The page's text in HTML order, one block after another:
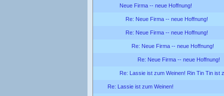
Neue Firma -- neue Hoffnung!
Re: Neue Firma -- neue Hoffnung!
Re: Neue Firma -- neue Hoffnung!
Re: Neue Firma -- neue Hoffnung!
Re: Neue Firma -- neue Hoffnung!
Re: Lassie ist zum Weinen! Rin Tin Tin ist
Re: Lassie ist zum Weinen!